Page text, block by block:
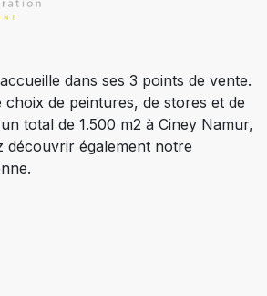
dans ses 3 points de vente.
de peintures, de stores et de
total de 1.500 m2 à Ciney Namur,
découvrir également notre